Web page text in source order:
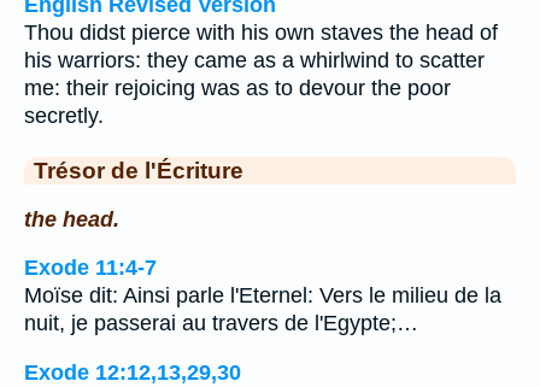
English Revised Version
Thou didst pierce with his own staves the head of
his warriors: they came as a whirlwind to scatter
me: their rejoicing was as to devour the poor
secretly.
Trésor de l'Écriture
the head.
Exode 11:4-7
Moïse dit: Ainsi parle l'Eternel: Vers le milieu de la
nuit, je passerai au travers de l'Egypte;…
Exode 12:12,13,29,30